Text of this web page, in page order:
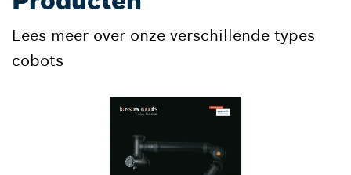
Lees meer over onze verschillende types
cobots